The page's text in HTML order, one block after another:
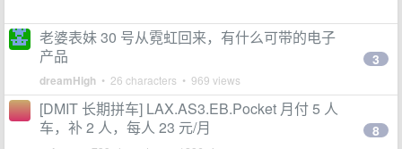
老婆表妹 30 号从霓虹回来，有什么可带的电子
产品
dreamHigh • 26 characters • 969 views
3
[DMIT 长期拼车] LAX.AS3.EB.Pocket 月付 5 人
车，补 2 人，每人 23 元/月
8